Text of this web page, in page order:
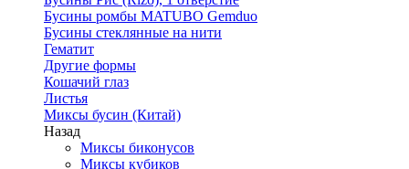
Бусины ромбы MATUBO Gemduo
Бусины стеклянные на нити
Гематит
Другие формы
Кошачий глаз
Листья
Миксы бусин (Китай)
Назад
Миксы биконусов
Миксы кубиков